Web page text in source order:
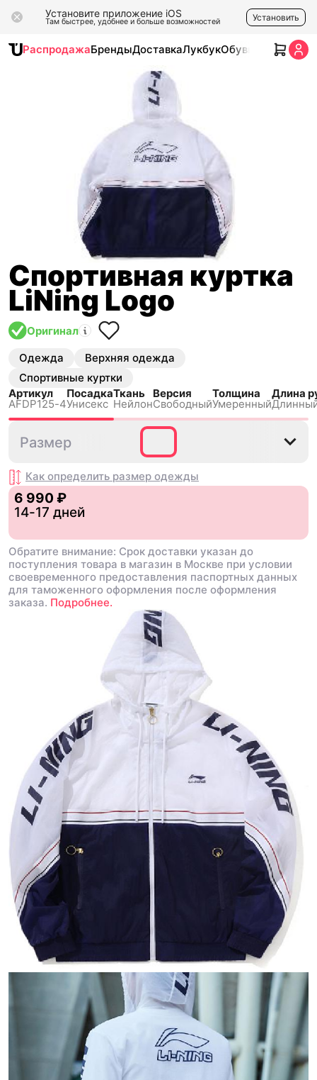
Установите приложение iOS
Там быстрее, удобнее и больше возможностей Установить
РаспродажаБрендыДоставкаЛукбукОбувь Одежда
Спортивная куртка
LiNing Logo
Оригинал
Одежда
Верхняя одежда
Спортивные куртки
Артикул
AFDP125-4
Посадка
Унисекс
Ткань
Нейлон
Версия
Свободный
Толщина
Умеренный
Длина
Размер
Как определить размер одежды
6 990 ₽
14-17 дней
Обратите внимание: Срок доставки указан до
поступления товара в магазин в Москве при условии
своевременного предоставления паспортных данных
для таможенного оформления после оформления
заказа. Подробнее.